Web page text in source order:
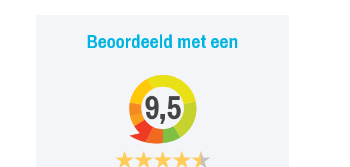
Beoordeeld met een
9,5